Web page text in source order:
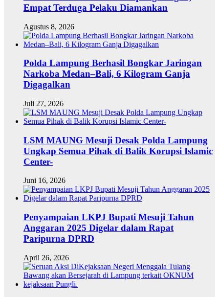
Empat Terduga Pelaku Diamankan
Agustus 8, 2026
Polda Lampung Berhasil Bongkar Jaringan
Narkoba Medan–Bali, 6 Kilogram Ganja
Digagalkan
Juli 27, 2026
LSM MAUNG Mesuji Desak Polda Lampung
Ungkap Semua Pihak di Balik Korupsi Islamic
Center-
Juni 16, 2026
Penyampaian LKPJ Bupati Mesuji Tahun
Anggaran 2025 Digelar dalam Rapat
Paripurna DPRD
April 26, 2026